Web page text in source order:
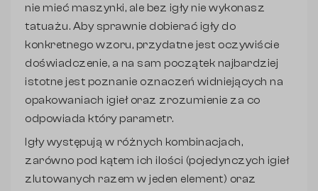
nie mieć maszynki, ale bez igły nie wykonasz
tatuażu. Aby sprawnie dobierać igły do
konkretnego wzoru, przydatne jest oczywiście
doświadczenie, a na sam początek najbardziej
istotne jest poznanie oznaczeń widniejących na
opakowaniach igieł oraz zrozumienie za co
odpowiada który parametr.
Igły występują w różnych kombinacjach,
zarówno pod kątem ich ilości (pojedynczych igieł
zlutowanych razem w jeden element) oraz